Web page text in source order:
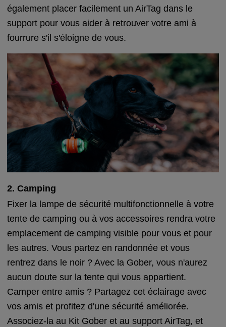
également placer facilement un AirTag dans le
support pour vous aider à retrouver votre ami à
fourrure s'il s'éloigne de vous.
2. Camping
Fixer la lampe de sécurité multifonctionnelle à votre
tente de camping ou à vos accessoires rendra votre
emplacement de camping visible pour vous et pour
les autres. Vous partez en randonnée et vous
rentrez dans le noir ? Avec la Gober, vous n'aurez
aucun doute sur la tente qui vous appartient.
Camper entre amis ? Partagez cet éclairage avec
vos amis et profitez d'une sécurité améliorée.
Associez-la au Kit Gober et au support AirTag, et